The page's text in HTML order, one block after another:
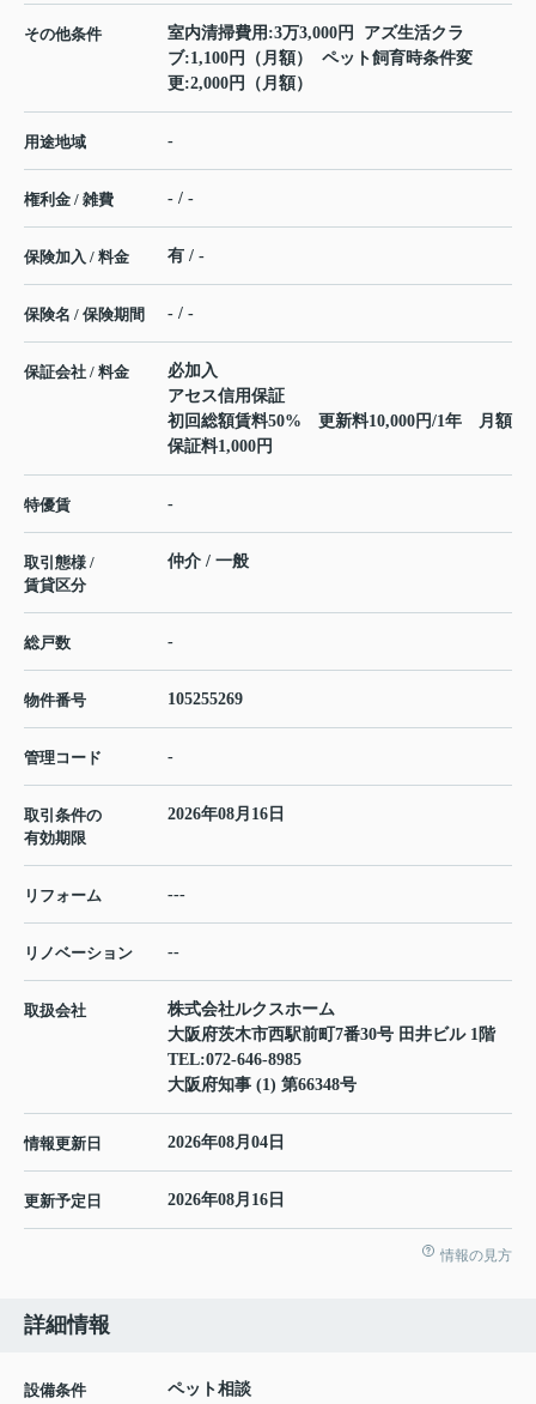
その他条件
室内清掃費用:3万3,000円 アズ生活クラ
ブ:1,100円（月額） ペット飼育時条件変
更:2,000円（月額）
用途地域 -
権利金 / 雑費 - / -
保険加入 / 料金 有 / -
保険名 / 保険期間 - / -
保証会社 / 料金
必加入
アセス信用保証
初回総額賃料50% 更新料10,000円/1年 月額
保証料1,000円
特優賃 -
取引態様 /
賃貸区分
仲介 / 一般
総戸数 -
物件番号 105255269
管理コード -
取引条件の
有効期限
2026年08月16日
リフォーム ---
リノベーション --
取扱会社
株式会社ルクスホーム
大阪府茨木市西駅前町7番30号 田井ビル 1階
TEL:072-646-8985
大阪府知事 (1) 第66348号
情報更新日 2026年08月04日
更新予定日 2026年08月16日
情報の見方
詳細情報
設備条件
ペット相談